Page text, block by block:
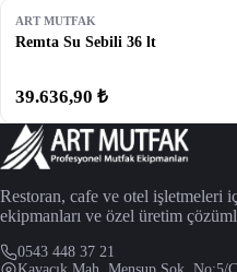
ART MUTFAK
Remta Su Sebili 36 lt
39.636,90 ₺
Restoran, cafe ve otel işletmeleri
ekipmanları ve özel üretim
0543 448 37 21